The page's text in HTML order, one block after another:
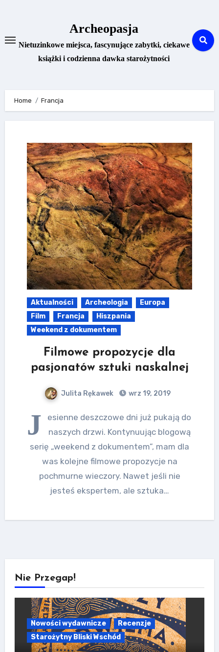
Archeopasja
Nietuzinkowe miejsca, fascynujące zabytki, ciekawe
książki i codzienna dawka starożytności
Home Francja
Aktualności Archeologia
Europa
Film
Francja
Hiszpania
Weekend z dokumentem
Filmowe propozycje dla
pasjonatów sztuki naskalnej
Julita Rękawek wrz 19, 2019
J
esienne deszczowe dni już pukają do
naszych drzwi. Kontynuując blogową
serię „weekend z dokumentem”, mam dla
was kolejne filmowe propozycje na
pochmurne wieczory. Nawet jeśli nie
jesteś ekspertem, ale sztuka…
Nie Przegap!
Nowości wydawnicze
Recenzje
Starożytny Bliski Wschód